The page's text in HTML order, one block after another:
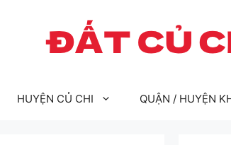
HUYỆN CỦ CHI QUẬN / HUYỆN